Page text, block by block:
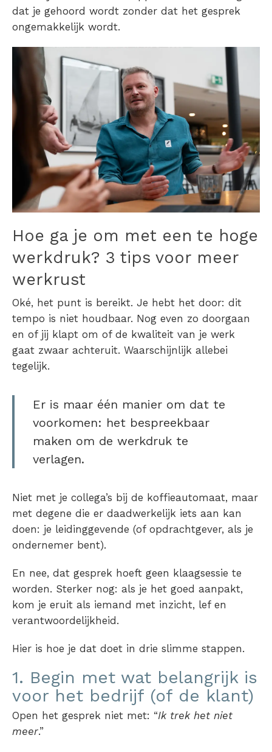
dat je gehoord wordt zonder dat het gesprek
ongemakkelijk wordt.
Hoe ga je om met een te hoge
werkdruk? 3 tips voor meer
werkrust
Oké, het punt is bereikt. Je hebt het door: dit
tempo is niet houdbaar. Nog even zo doorgaan
en of jij klapt om of de kwaliteit van je werk
gaat zwaar achteruit. Waarschijnlijk allebei
tegelijk.
Er is maar één manier om dat te
voorkomen: het bespreekbaar
maken om de werkdruk te
verlagen.
Niet met je collega’s bij de koffieautomaat, maar
met degene die er daadwerkelijk iets aan kan
doen: je leidinggevende (of opdrachtgever, als je
ondernemer bent).
En nee, dat gesprek hoeft geen klaagsessie te
worden. Sterker nog: als je het goed aanpakt,
kom je eruit als iemand met inzicht, lef en
verantwoordelijkheid.
Hier is hoe je dat doet in drie slimme stappen.
1. Begin met wat belangrijk is
voor het bedrijf (of de klant)
Open het gesprek niet met: “Ik trek het niet
meer.”